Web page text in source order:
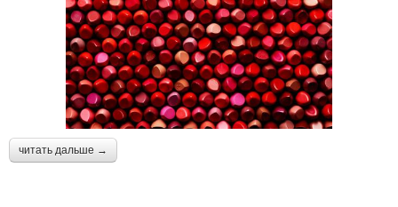
читать дальше →